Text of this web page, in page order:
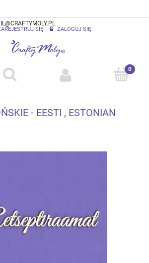
SIĘ ZALOGUJ SIĘ
- EESTI , ESTONIAN